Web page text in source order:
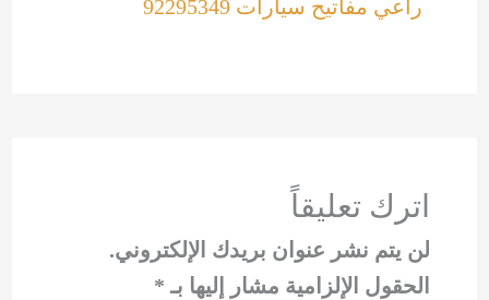
راعي مفاتيح سيارات 92295349
اترك تعليقاً
لن يتم نشر عنوان بريدك الإلكتروني.
الحقول الإلزامية مشار إليها بـ *